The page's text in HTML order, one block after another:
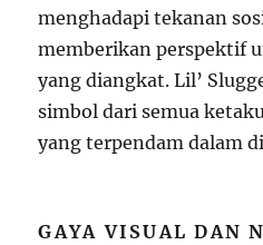
menghadapi tekanan
memberikan perspektif
yang diangkat. Lil’
simbol dari semua
yang terpendam dalam
GAYA VISUAL DAN